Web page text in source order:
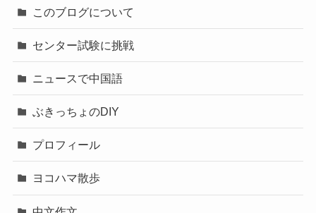
このブログについて
センター試験に挑戦
ニュースで中国語
ぶきっちょのDIY
プロフィール
ヨコハマ散歩